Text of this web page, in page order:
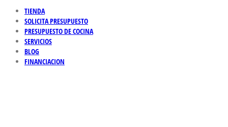
TIENDA
SOLICITA PRESUPUESTO
PRESUPUESTO DE COCINA
SERVICIOS
BLOG
FINANCIACION